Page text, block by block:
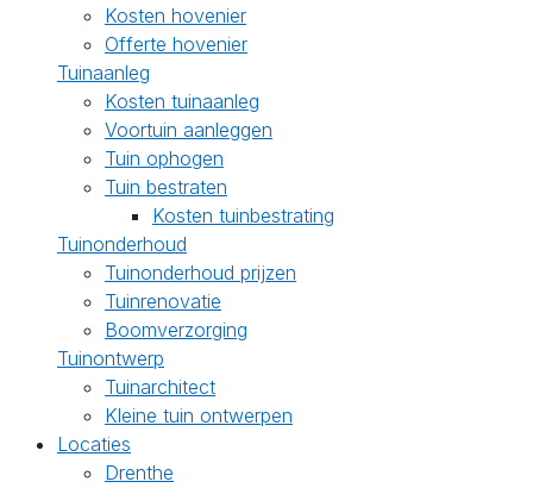
Kosten hovenier
Offerte hovenier
Tuinaanleg
Kosten tuinaanleg
Voortuin aanleggen
Tuin ophogen
Tuin bestraten
Kosten tuinbestrating
Tuinonderhoud
Tuinonderhoud prijzen
Tuinrenovatie
Boomverzorging
Tuinontwerp
Tuinarchitect
Kleine tuin ontwerpen
Locaties
Drenthe